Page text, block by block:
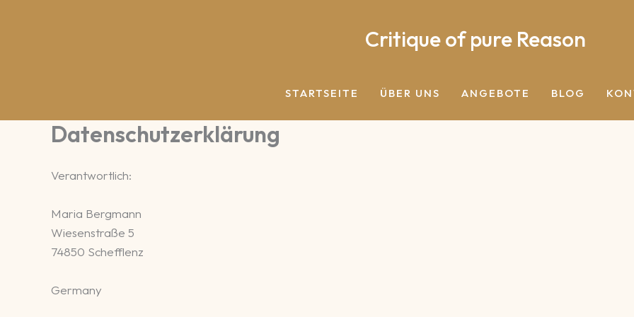
Critique of pure Reason
STARTSEITE ÜBER UNS ANGEBOTE BLOG
Datenschutzerklärung
Verantwortlich:
Maria Bergmann
Wiesenstraße 5
74850 Schefflenz
Germany